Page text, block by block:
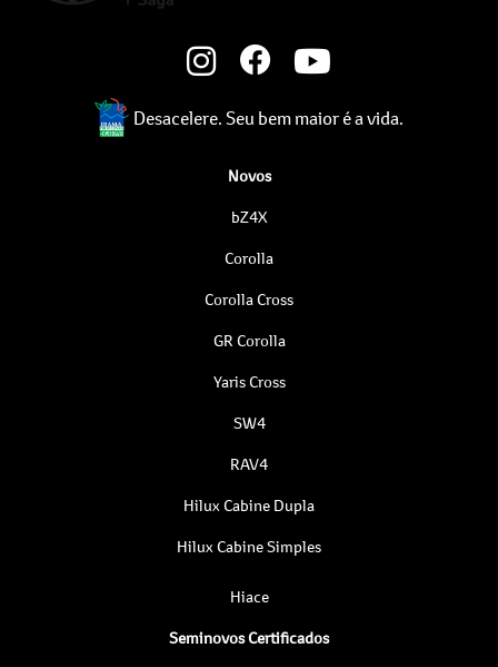
Desacelere. Seu bem maior é a vida.
Novos
bZ4X
Corolla
Corolla Cross
GR Corolla
Yaris Cross
SW4
RAV4
Hilux Cabine Dupla
Hilux Cabine Simples
Hiace
Seminovos Certificados